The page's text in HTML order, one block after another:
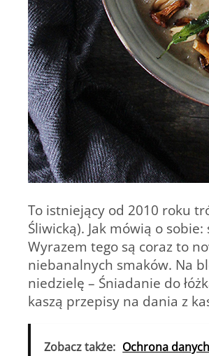
To istniejący od 2010 roku
Śliwicką). Jak mówią o
Wyrazem tego są coraz to
niebanalnych smaków. Na
niedzielę – Śniadanie do
kaszą przepisy na dania z
Zobacz także: Ochrona